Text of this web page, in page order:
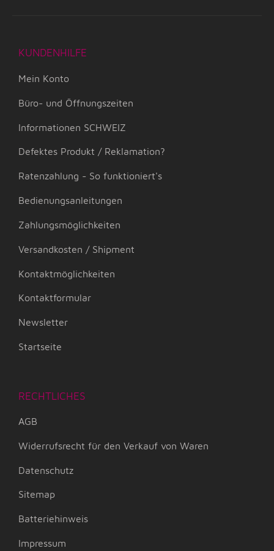
KUNDENHILFE
Mein Konto
Büro- und Öffnungszeiten
Informationen SCHWEIZ
Defektes Produkt / Reklamation?
Ratenzahlung - So funktioniert's
Bedienungsanleitungen
Zahlungsmöglichkeiten
Versandkosten / Shipment
Kontaktmöglichkeiten
Kontaktformular
Newsletter
Startseite
RECHTLICHES
AGB
Widerrufsrecht für den Verkauf von Waren
Datenschutz
Sitemap
Batteriehinweis
Impressum